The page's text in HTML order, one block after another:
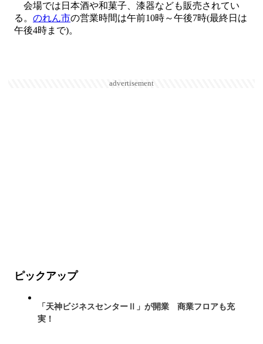
会場では日本酒や和菓子、漆器なども販売されてい
る。 のれん市の営業時間は午前10時～午後7時(最終日は
午後4時まで)。
advertisement
ピックアップ
「天神ビジネスセンターⅡ」が開業 商業フロアも充
実！